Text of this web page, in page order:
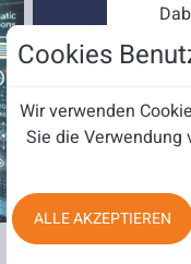
zu
Ein
Cookies
Wir verwenden
Sie die
ALLE AKZEPTIEREN